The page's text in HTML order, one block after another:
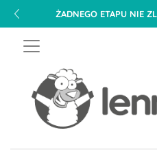
ŻADNEGO ETAPU NIE